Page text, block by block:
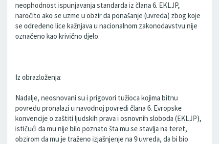
neophodnost ispunjavanja standarda iz člana 6. EKLJP,
naročito ako se uzme u obzir da ponašanje (uvreda) zbog koje
se određeno lice kažnjava u nacionalnom zakonodavstvu nije
označeno kao krivično djelo.
Iz obrazloženja:
Nadalje, neosnovani su i prigovori tužioca kojima bitnu
povredu pronalazi u navodnoj povredi člana 6. Evropske
konvencije o zaštiti ljudskih prava i osnovnih sloboda (EKLJP),
ističući da mu nije bilo poznato šta mu se stavlja na teret,
obzirom da mu je traženo izjašnjenje na 9 uvreda, da bi bio